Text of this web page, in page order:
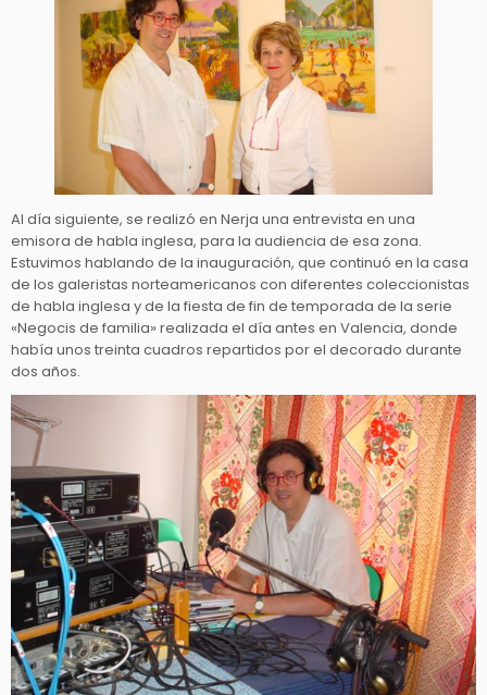
Al día siguiente, se realizó en Nerja una entrevista en una
emisora de habla inglesa, para la audiencia de esa zona.
Estuvimos hablando de la inauguración, que continuó en la casa
de los galeristas norteamericanos con diferentes coleccionistas
de habla inglesa y de la fiesta de fin de temporada de la serie
«Negocis de familia» realizada el día antes en Valencia, donde
había unos treinta cuadros repartidos por el decorado durante
dos años.